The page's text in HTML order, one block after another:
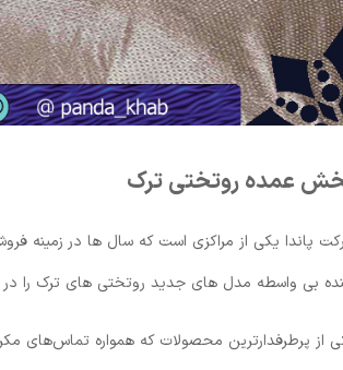
عمده روتختی ترک
پاندا یکی از مراکزی است که سال ها در زمینه
بی واسطه مدل های جدید روتختی های ترک را در
از پرطرفدارترین محصولات که همواره تماس‌های